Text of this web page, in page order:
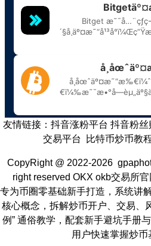
友情链接： 抖音涨粉平台 抖音粉丝
交易平台
比特币炒币教
CopyRight @ 2022-2026
right reserved OKX okb交易所官
专为币圈零基础新手打造，系统讲
核心概念，拆解炒币开户、交易、
例” 通俗教学，配套新手避坑手册
用户快速掌握炒币